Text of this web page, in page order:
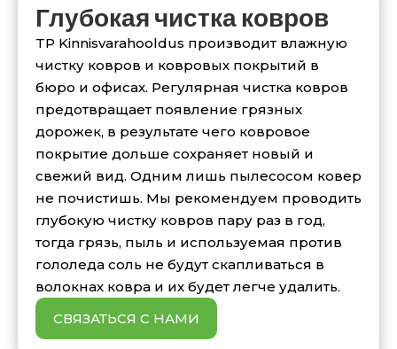
Глубокая чистка ковров
TP Kinnisvarahooldus производит влажную
чистку ковров и ковровых покрытий в
бюро и офисах. Регулярная чистка ковров
предотвращает появление грязных
дорожек, в результате чего ковровое
покрытие дольше сохраняет новый и
свежий вид. Одним лишь пылесосом ковер
не почистишь. Мы рекомендуем проводить
глубокую чистку ковров пару раз в год,
тогда грязь, пыль и используемая против
гололеда соль не будут скапливаться в
волокнах ковра и их будет легче удалить.
СВЯЗАТЬСЯ С НАМИ